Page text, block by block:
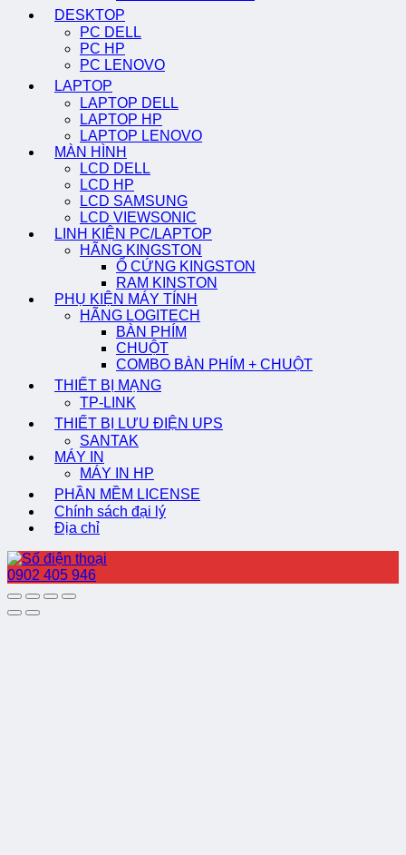
DESKTOP
PC DELL
PC HP
PC LENOVO
LAPTOP
LAPTOP DELL
LAPTOP HP
LAPTOP LENOVO
MÀN HÌNH
LCD DELL
LCD HP
LCD SAMSUNG
LCD VIEWSONIC
LINH KIỆN PC/LAPTOP
HÃNG KINGSTON
Ổ CỨNG KINGSTON
RAM KINSTON
PHỤ KIỆN MÁY TÍNH
HÃNG LOGITECH
BÀN PHÍM
CHUỘT
COMBO BÀN PHÍM + CHUỘT
THIẾT BỊ MẠNG
TP-LINK
THIẾT BỊ LƯU ĐIỆN UPS
SANTAK
MÁY IN
MÁY IN HP
PHẦN MỀM LICENSE
Chính sách đại lý
Địa chỉ
0902 405 946